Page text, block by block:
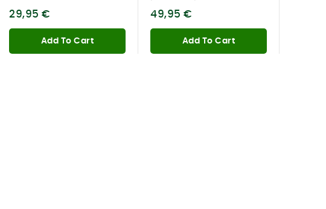
29,95 €
Add To Cart
49,95 €
Add To Cart